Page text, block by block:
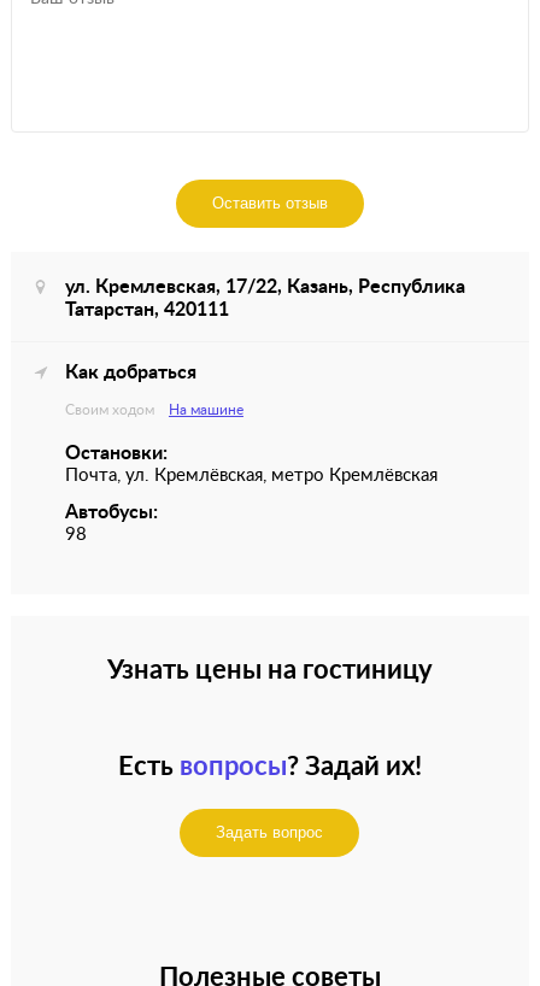
Оставить отзыв
ул. Кремлевская, 17/22, Казань, Республика
Татарстан, 420111
Как добраться
Своим ходом На машине
Остановки:
Почта, ул. Кремлёвская, метро Кремлёвская
Автобусы:
98
Узнать цены на гостиницу
Есть вопросы? Задай их!
Задать вопрос
Полезные советы